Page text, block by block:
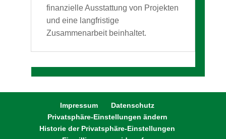
finanzielle Ausstattung von Projekten
und eine langfristige
Zusammenarbeit beinhaltet.
Impressum
Datenschutz
Privatsphäre-Einstellungen ändern
Historie der Privatsphäre-Einstellungen